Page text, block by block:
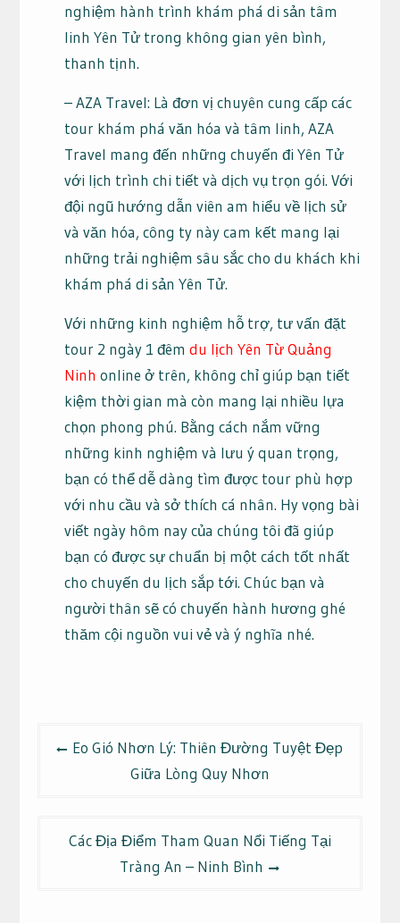
nghiệm hành trình khám phá di sản tâm
linh Yên Tử trong không gian yên bình,
thanh tịnh.
– AZA Travel: Là đơn vị chuyên cung cấp các
tour khám phá văn hóa và tâm linh, AZA
Travel mang đến những chuyến đi Yên Tử
với lịch trình chi tiết và dịch vụ trọn gói. Với
đội ngũ hướng dẫn viên am hiểu về lịch sử
và văn hóa, công ty này cam kết mang lại
những trải nghiệm sâu sắc cho du khách khi
khám phá di sản Yên Tử.
Với những kinh nghiệm hỗ trợ, tư vấn đặt
tour 2 ngày 1 đêm du lịch Yên Từ Quảng
Ninh online ở trên, không chỉ giúp bạn tiết
kiệm thời gian mà còn mang lại nhiều lựa
chọn phong phú. Bằng cách nắm vững
những kinh nghiệm và lưu ý quan trọng,
bạn có thể dễ dàng tìm được tour phù hợp
với nhu cầu và sở thích cá nhân. Hy vọng bài
viết ngày hôm nay của chúng tôi đã giúp
bạn có được sự chuẩn bị một cách tốt nhất
cho chuyến du lịch sắp tới. Chúc bạn và
người thân sẽ có chuyến hành hương ghé
thăm cội nguồn vui vẻ và ý nghĩa nhé.
Eo Gió Nhơn Lý: Thiên Đường Tuyệt Đẹp
Giữa Lòng Quy Nhơn
Các Địa Điểm Tham Quan Nổi Tiếng Tại
Tràng An – Ninh Bình